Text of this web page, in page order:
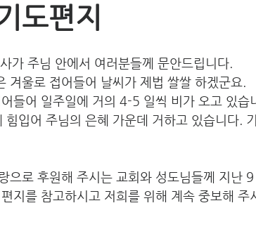
도편지
가 주님 안에서 여러분들께 문안드립니다.
겨울로 접어들어 날씨가 제법 쌀쌀 하겠군요.
들어 일주일에 거의 4-5 일씩 비가 오고 있습
입어 주님의 은혜 가운데 거하고 있습니다.
으로 후원해 주시는 교회와 성도님들께 지난
지를 참고하시고 저희를 위해 계속 중보해 주